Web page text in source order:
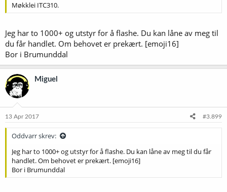
Møkklei ITC310.
Jeg har to 1000+ og utstyr for å flashe. Du kan låne av meg til
du får handlet. Om behovet er prekært. [emoji16]
Bor i Brumunddal
Miguel
13 Apr 2017 #3.899
Oddvarr skrev:
Jeg har to 1000+ og utstyr for å flashe. Du kan låne av meg til du får
handlet. Om behovet er prekært. [emoji16]
Bor i Brumunddal